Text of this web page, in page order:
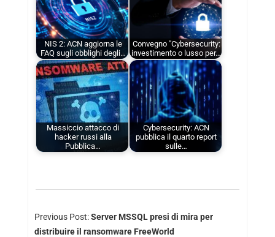
NIS 2: ACN aggiorna le
FAQ sugli obblighi degli…
Convegno "Cybersecurity:
investimento o lusso per…
Massiccio attacco di
hacker russi alla
Pubblica…
Cybersecurity: ACN
pubblica il quarto report
sulle…
Previous Post:Server MSSQL presi di mira per
distribuire il ransomware FreeWorld